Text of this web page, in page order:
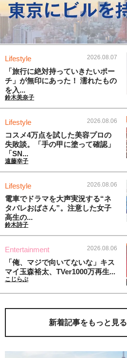
Lifestyle 2026.08.07
「旅行に絶対持っていきたいポー
チ」が無印にあった！ 濡れたもの
を入...
鈴木美奈子
Lifestyle 2026.08.06
コスメ4万点を試した美容プロの
失敗談。「手の甲に塗って確認」
「SN...
遠藤幸子
Lifestyle 2026.08.06
電車でドラマを大声実況する“ネ
タバレおばさん”。注意した女子
高生の...
鈴木詩子
Entertainment 2026.08.06
「俺、マジで向いてないな」キス
マイ玉森裕太、TVer1000万再生...
こじらぶ
新着記事をもっと見る